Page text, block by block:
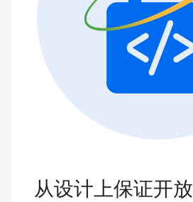
从设计上保证开放